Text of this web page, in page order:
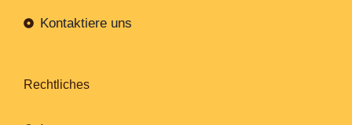
Kontaktiere uns
Rechtliches